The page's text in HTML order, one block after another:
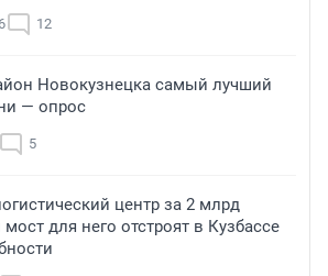
12
Новокузнецка самый лучший
— опрос
5
центр за 2 млрд
мост для него отстроят в Кузбассе